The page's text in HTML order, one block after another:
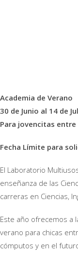
Academia de Verano
30 de Junio al 14 de
Para jovencitas
Fecha Límite para
El Laboratorio
enseñanza de las
carreras en Ciencias,
Este año ofrecemos a
verano para chicas
cómputos y en el